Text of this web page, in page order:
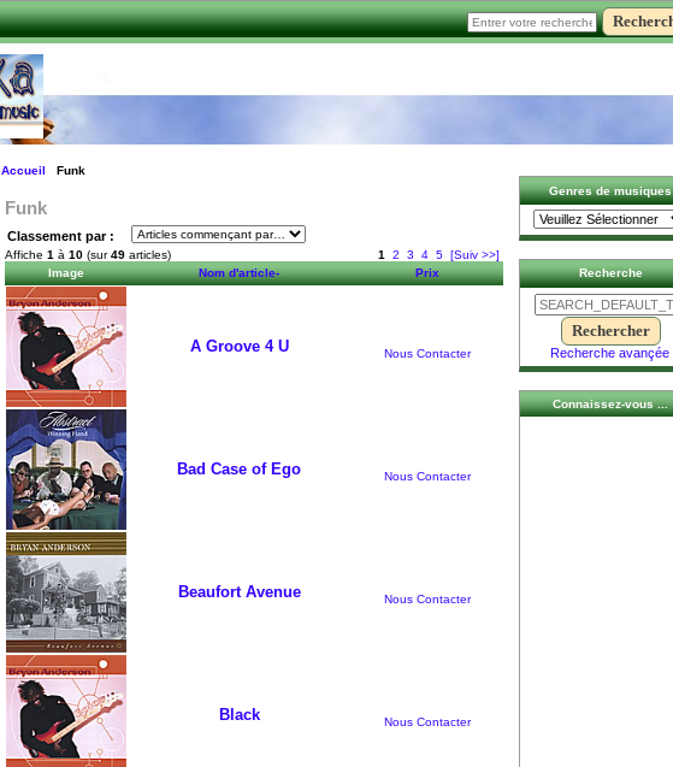
Accueil Funk
Funk
Classement par :
Affiche 1 à 10 (sur49 articles) 1 2 3 4 5 [Suiv >>]
Image
Nom d'article- Prix
A Groove 4 U Nous Contacter
Bad Case of Ego Nous Contacter
Beaufort Avenue Nous Contacter
Black Nous Contacter
Genres de musiques
Recherche
Recherche avançée
Connaissez-vous ...